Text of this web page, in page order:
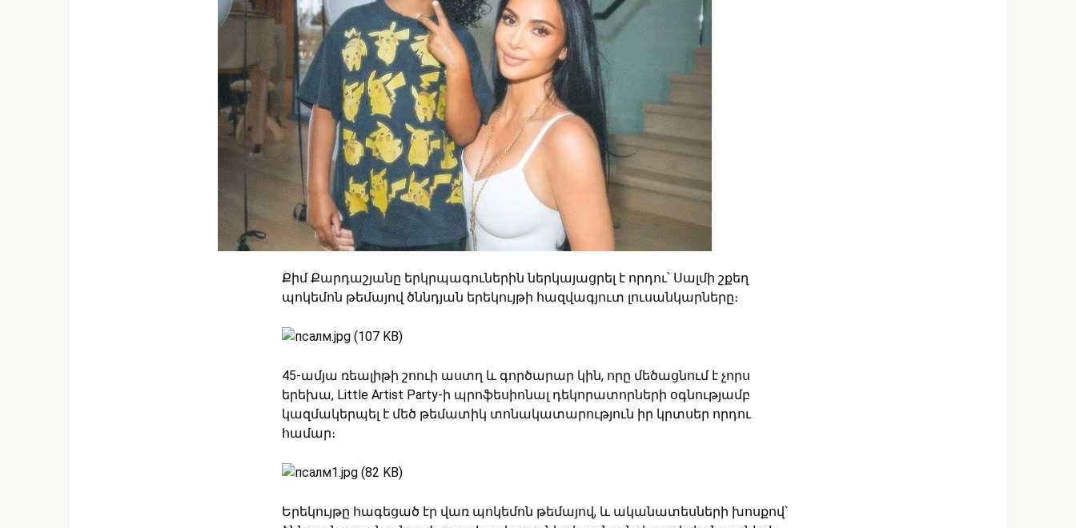
Քիմ Քարդաշյանը երկրպագուներին ներկայացրել է որդու՝ Սալմի շքեղ
պոկեմոն թեմայով ծննդյան երեկույթի հազվագյուտ լուսանկարները։
45-ամյա ռեալիթի շոուի աստղ և գործարար կին, որը մեծացնում է չորս
երեխա, Little Artist Party-ի պրոֆեսիոնալ դեկորատորների օգնությամբ
կազմակերպել է մեծ թեմատիկ տոնակատարություն իր կրտսեր որդու
համար։
Երեկույթը հագեցած էր վառ պոկեմոն թեմայով, և ականատեսների խոսքով՝